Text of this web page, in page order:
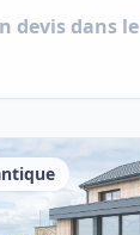
devis dans le